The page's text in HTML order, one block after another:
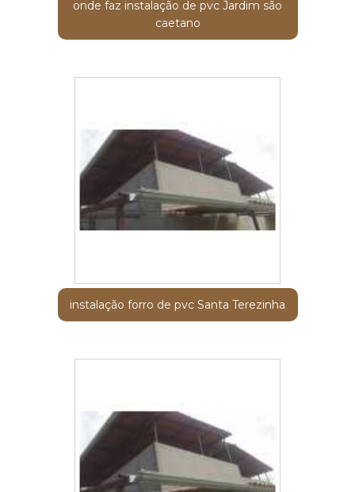
onde faz instalação de pvc Jardim são
caetano
instalação forro de pvc Santa Terezinha